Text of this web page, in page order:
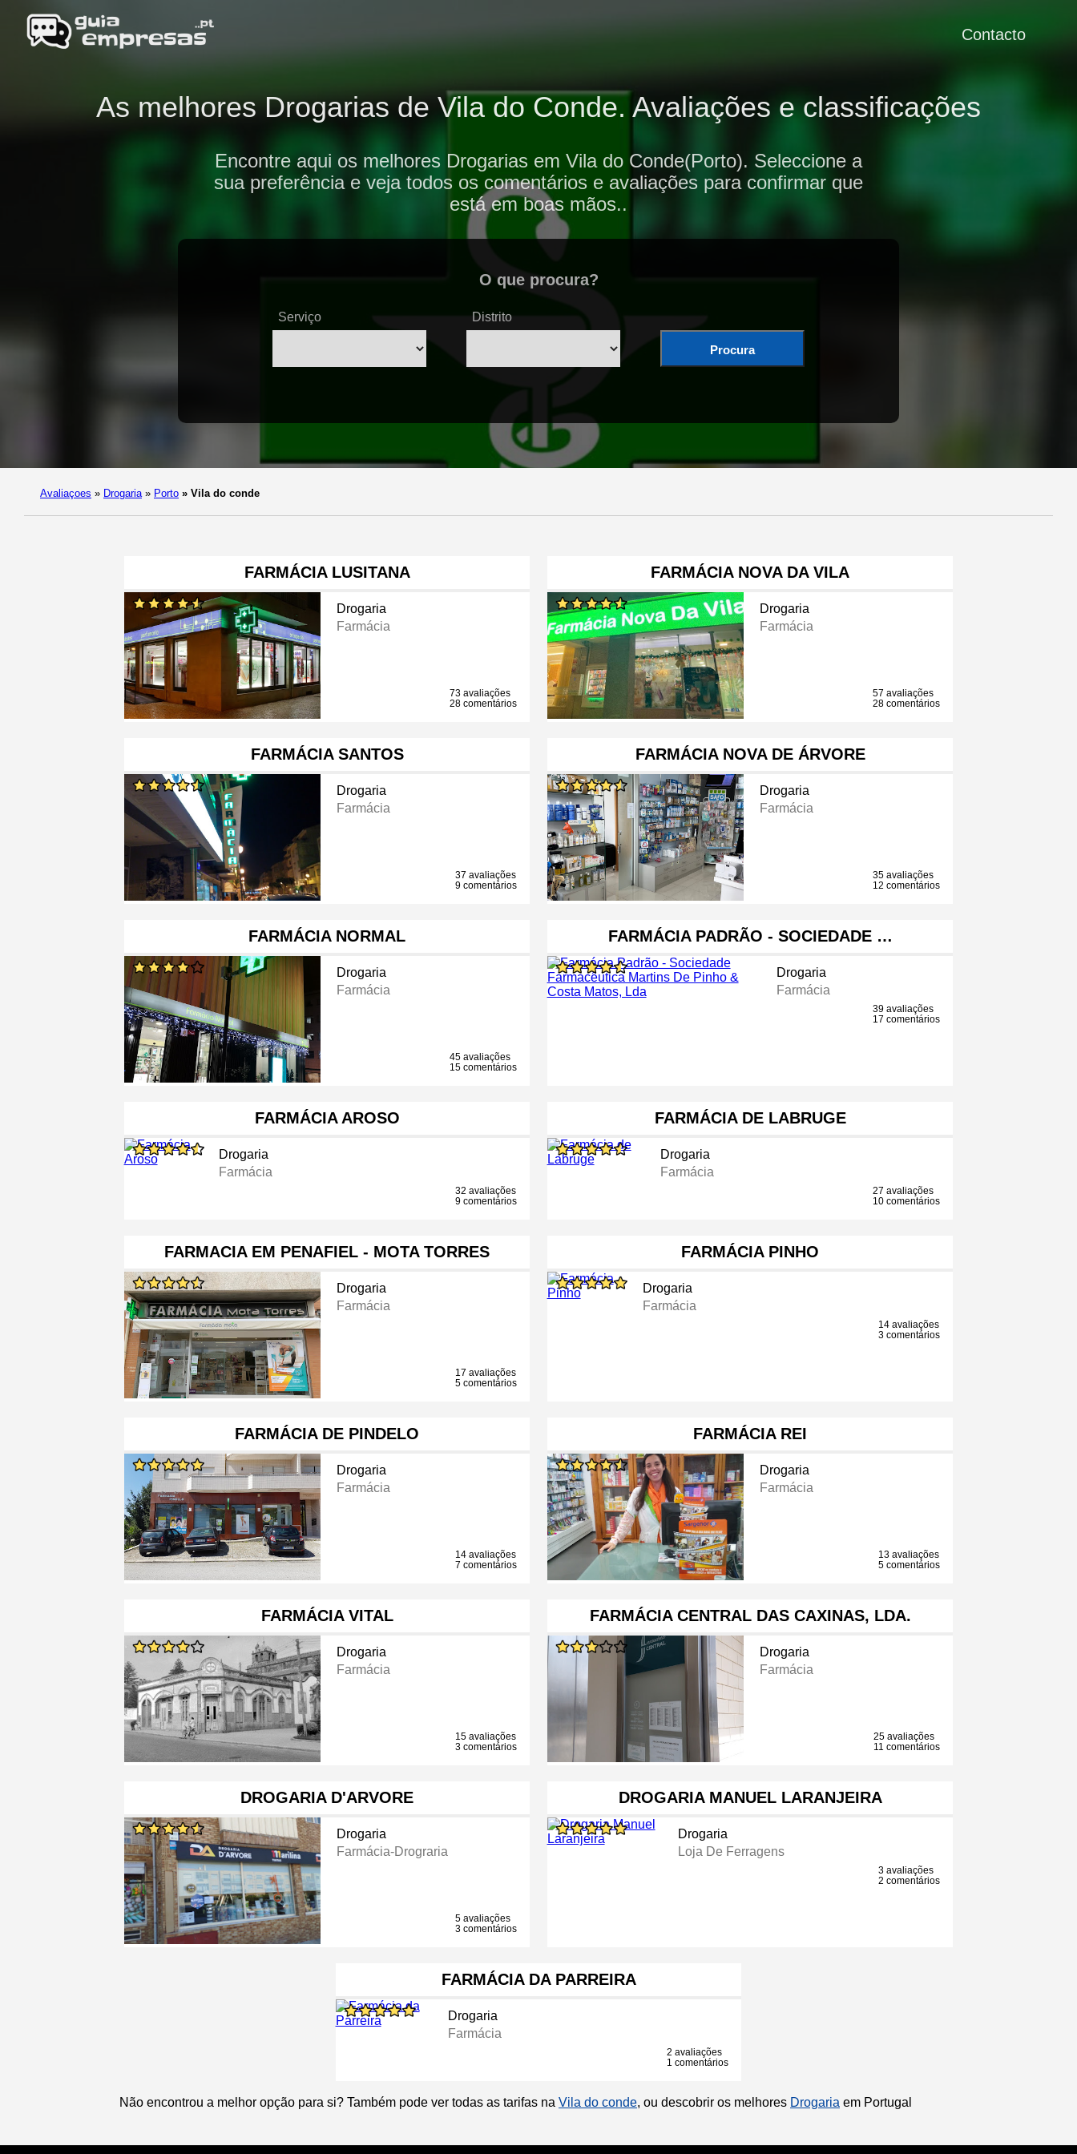
Contacto
As melhores Drogarias de Vila do Conde. Avaliações e classificações
Encontre aqui os melhores Drogarias em Vila do Conde(Porto). Seleccione a
sua preferência e veja todos os comentários e avaliações para confirmar que
está em boas mãos..
O que procura?
Serviço Distrito
Procura
Avaliaçoes » Drogaria » Porto » Vila do conde
FARMÁCIA LUSITANA
Drogaria
Farmácia
73 avaliações
28 comentários
FARMÁCIA NOVA DA VILA
Drogaria
Farmácia
57 avaliações
28 comentários
FARMÁCIA SANTOS
Drogaria
Farmácia
37 avaliações
9 comentários
FARMÁCIA NOVA DE ÁRVORE
Drogaria
Farmácia
35 avaliações
12 comentários
FARMÁCIA NORMAL
Drogaria
Farmácia
45 avaliações
15 comentários
FARMÁCIA PADRÃO - SOCIEDADE …
Drogaria
Farmácia
39 avaliações
17 comentários
FARMÁCIA AROSO
Drogaria
Farmácia
32 avaliações
9 comentários
FARMÁCIA DE LABRUGE
Drogaria
Farmácia
27 avaliações
10 comentários
FARMACIA EM PENAFIEL - MOTA TORRES
Drogaria
Farmácia
17 avaliações
5 comentários
FARMÁCIA PINHO
Drogaria
Farmácia
14 avaliações
3 comentários
FARMÁCIA DE PINDELO
Drogaria
Farmácia
14 avaliações
7 comentários
FARMÁCIA REI
Drogaria
Farmácia
13 avaliações
5 comentários
FARMÁCIA VITAL
Drogaria
Farmácia
15 avaliações
3 comentários
FARMÁCIA CENTRAL DAS CAXINAS, LDA.
Drogaria
Farmácia
25 avaliações
11 comentários
DROGARIA D'ARVORE
Drogaria
Farmácia-Drograria
5 avaliações
3 comentários
DROGARIA MANUEL LARANJEIRA
Drogaria
Loja De Ferragens
3 avaliações
2 comentários
FARMÁCIA DA PARREIRA
Drogaria
Farmácia
2 avaliações
1 comentários
Não encontrou a melhor opção para si? Também pode ver todas as tarifas na Vila do conde, ou descobrir os melhores Drogaria em Portugal